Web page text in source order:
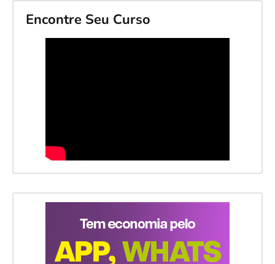
Encontre Seu Curso